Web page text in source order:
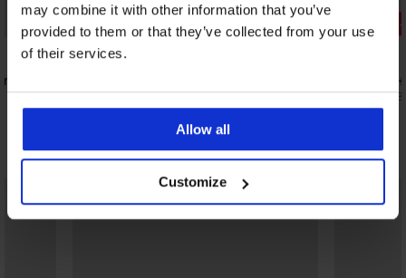
may combine it with other information that you’ve
provided to them or that they’ve collected from your use
of their services.
Allow all
Customize
Отстъпка -30%
Dream II Push-Up
72,08 €(140,98 лв.)102,98 €
Отстъпка
Горнище
19,59 €
Открийте подобни артикули